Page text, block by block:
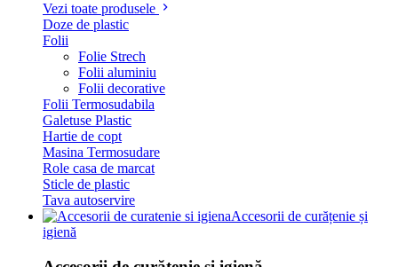
Vezi toate produsele
Doze de plastic
Folii
Folie Strech
Folii aluminiu
Folii decorative
Folii Termosudabila
Galetuse Plastic
Hartie de copt
Masina Termosudare
Role casa de marcat
Sticle de plastic
Tava autoservire
Accesorii de curățenie și
igienă